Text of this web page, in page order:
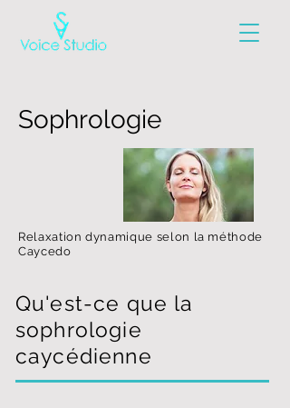
Sophrologie
Relaxation dynamique selon la méthode
Caycedo
Qu'est-ce que la
sophrologie
caycédienne